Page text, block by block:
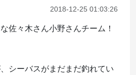
2018-12-25 01:03:26
佐々木さん小野さんチーム！
シーバスがまだまだ釣れてい